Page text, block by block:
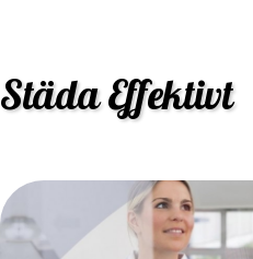
VARFÖR SKA MAN STÄDA
BESTÄLL STÄDHJÄLP
Städa Effektivt